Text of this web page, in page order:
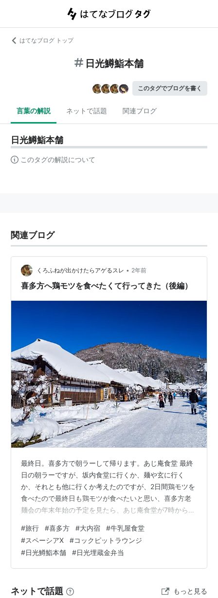
はてなブログ トップ
日光鱒鮨本舗
このタグでブログを書く
言葉の解説 ネットで話題 関連ブログ
日光鱒鮨本舗
このタグの解説について
関連ブログ
くろふねが出かけたらアゲるスレ • 2年前
喜多方へ鶏モツを食べたくて行ってきた（後編）
最終日。喜多方で朝ラーして帰ります。あじ庵食堂 最終
日の朝ラーですが、坂内食堂に行くか、麺や玄に行く
か、それとも他に行くか考えたのですが、2日間鶏モツを
食べたので最終日も鶏モツが食べたいと思い、喜多方老
麺会の年末年始の予定を見たら、あじ庵食堂が7時から開
置。で、お店行ったけど、裏側見た感じ準備している様
子もない。店の脇にも店休日って書いてある。 でも、も
うすぐ正月だし、ここで定休日ってこと無いよなあ。 老
麺会が加盟店の利益を毀損するような情報の誤りすると
も、7時になっても開店する気配なし。 どう…
#旅行 #喜多方 #大内宿 #牛乳屋食堂
#スペーシアX #コックピットラウンジ
#日光鱒鮨本舗 #日光埋蔵金弁当
ネットで話題 もっと見る